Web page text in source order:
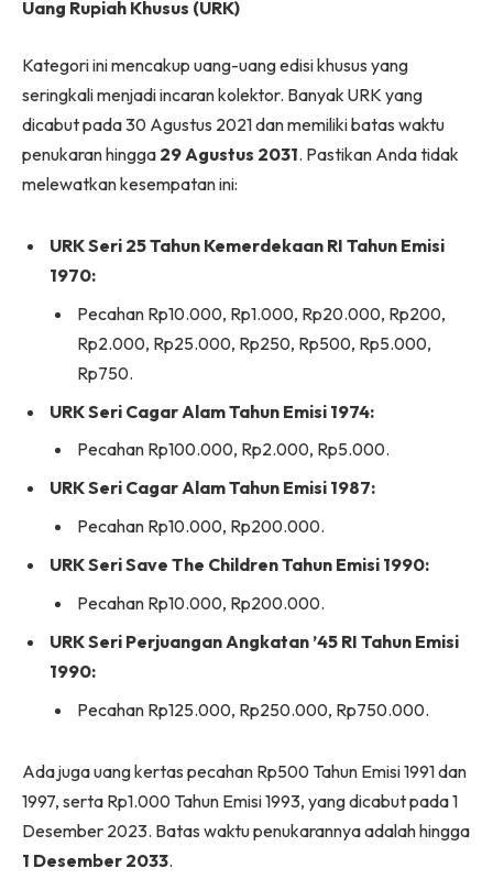
Uang Rupiah Khusus (URK)
Kategori ini mencakup uang-uang edisi khusus yang
seringkali menjadi incaran kolektor. Banyak URK yang
dicabut pada 30 Agustus 2021 dan memiliki batas waktu
penukaran hingga 29 Agustus 2031. Pastikan Anda tidak
melewatkan kesempatan ini:
URK Seri 25 Tahun Kemerdekaan RI Tahun Emisi
1970:
Pecahan Rp10.000, Rp1.000, Rp20.000, Rp200,
Rp2.000, Rp25.000, Rp250, Rp500, Rp5.000,
Rp750.
URK Seri Cagar Alam Tahun Emisi 1974:
Pecahan Rp100.000, Rp2.000, Rp5.000.
URK Seri Cagar Alam Tahun Emisi 1987:
Pecahan Rp10.000, Rp200.000.
URK Seri Save The Children Tahun Emisi 1990:
Pecahan Rp10.000, Rp200.000.
URK Seri Perjuangan Angkatan ’45 RI Tahun Emisi
1990:
Pecahan Rp125.000, Rp250.000, Rp750.000.
Ada juga uang kertas pecahan Rp500 Tahun Emisi 1991 dan
1997, serta Rp1.000 Tahun Emisi 1993, yang dicabut pada 1
Desember 2023. Batas waktu penukarannya adalah hingga
1 Desember 2033.